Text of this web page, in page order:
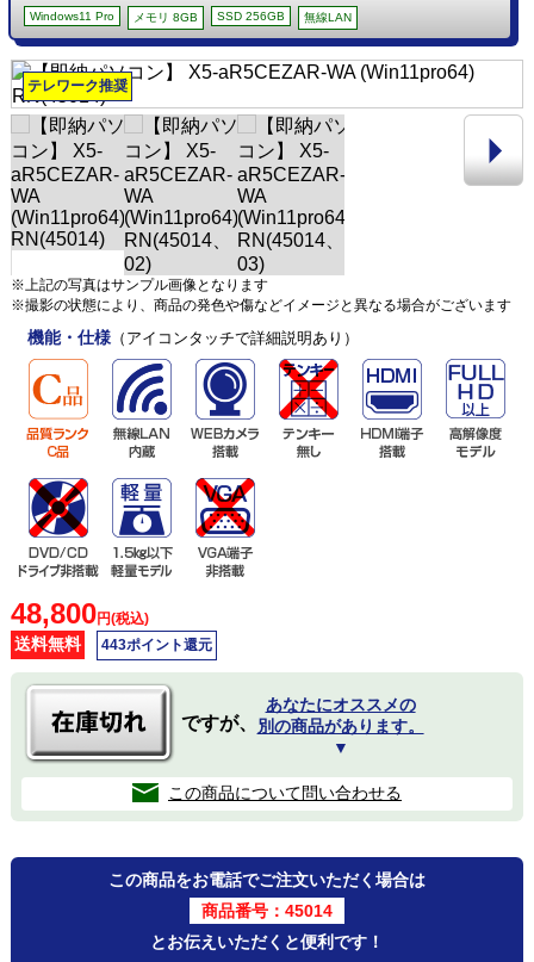
Windows11 Pro メモリ 8GB SSD 256GB 無線LAN
テレワーク推奨
※上記の写真はサンプル画像となります
※撮影の状態により、商品の発色や傷などイメージと異なる場合がございます
機能・仕様（アイコンタッチで詳細説明あり）
48,800円(税込)
送料無料 443ポイント還元
ですが、
あなたにオススメの
別の商品があります。
▼
この商品について問い合わせる
この商品をお電話でご注文いただく場合は
商品番号：45014
とお伝えいただくと便利です！